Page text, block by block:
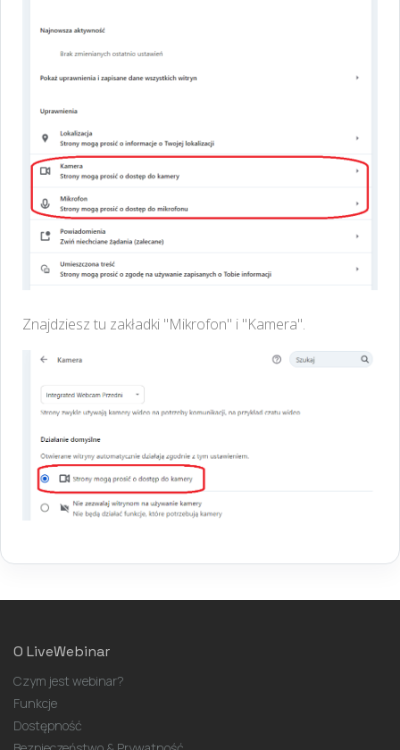
Znajdziesz tu zakładki "Mikrofon" i "Kamera".
O LiveWebinar
Czym jest webinar?
Funkcje
Dostępność